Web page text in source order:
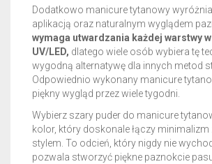
Dodatkowo manicure tytanowy
aplikacją oraz naturalnym wyglądem
wymaga utwardzania każdej warstwy
UV/LED, dlatego wiele osób wybiera tę
wygodną alternatywę dla innych metod
Odpowiednio wykonany manicure
piękny wygląd przez wiele tygodni.
Wybierz szary puder do manicure
kolor, który doskonale łączy
stylem. To odcień, który nigdy nie
pozwala stworzyć piękne paznokcie